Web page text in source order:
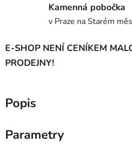
Kamenná pobočka
v Praze na Starém
E-SHOP NENÍ CENÍKEM
PRODEJNY!
Popis
Parametry